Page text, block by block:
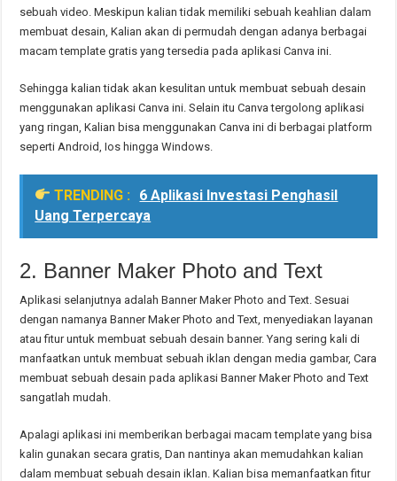
sebuah video. Meskipun kalian tidak memiliki sebuah keahlian dalam
membuat desain, Kalian akan di permudah dengan adanya berbagai
macam template gratis yang tersedia pada aplikasi Canva ini.
Sehingga kalian tidak akan kesulitan untuk membuat sebuah desain
menggunakan aplikasi Canva ini. Selain itu Canva tergolong aplikasi
yang ringan, Kalian bisa menggunakan Canva ini di berbagai platform
seperti Android, Ios hingga Windows.
TRENDING :
6 Aplikasi Investasi Penghasil
Uang Terpercaya
2. Banner Maker Photo and Text
Aplikasi selanjutnya adalah Banner Maker Photo and Text. Sesuai
dengan namanya Banner Maker Photo and Text, menyediakan layanan
atau fitur untuk membuat sebuah desain banner. Yang sering kali di
manfaatkan untuk membuat sebuah iklan dengan media gambar, Cara
membuat sebuah desain pada aplikasi Banner Maker Photo and Text
sangatlah mudah.
Apalagi aplikasi ini memberikan berbagai macam template yang bisa
kalin gunakan secara gratis, Dan nantinya akan memudahkan kalian
dalam membuat sebuah desain iklan. Kalian bisa memanfaatkan fitur